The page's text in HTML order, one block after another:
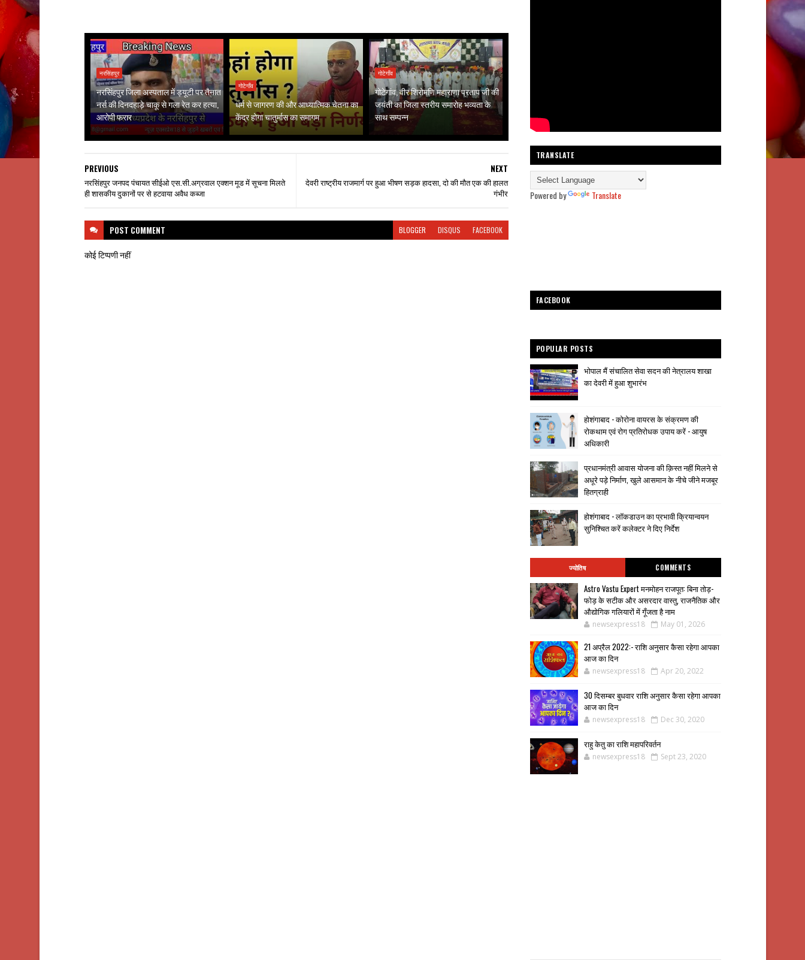
नरसिंहपुर
नरसिंहपुर जिला अस्पताल में ड्यूटी पर तैनात
नर्स की दिनदहाड़े चाकू से गला रेत कर हत्या,
आरोपी फरार
गोटेगाँव
धर्म से जागरण की और आध्यात्मिक चेतना का
केंद्र होगा चातुर्मास का समागम
गोटेगाँव
गोटेगांव, वीर शिरोमणि महाराणा प्रताप जी की
जयंती का जिला स्तरीय समारोह भव्यता के
साथ सम्पन्न
NEXT
देवरी राष्ट्रीय राजमार्ग पर हुआ भीषण सड़क हादसा, दो की मौत एक की हालत
गंभीर
PREVIOUS
नरसिंहपुर जनपद पंचायत सीईओ एस.सी.अग्रवाल एक्शन मूड में सूचना मिलते
ही शासकीय दुकानों पर से हटवाया अवैध कब्जा
POST COMMENT BLOGGER DISQUS FACEBOOK
कोई टिप्पणी नहीं
TRANSLATE
Powered by Translate
FACEBOOK
POPULAR POSTS
भोपाल मैं संचालित सेवा सदन की नेत्रालय शाखा
का देवरी में हुआ शुभारंभ
होशंगाबाद - कोरोना वायरस के संक्रमण की
रोकथाम एवं रोग प्रतिरोधक उपाय करें - आयुष
अधिकारी
प्रधानमंत्री आवास योजना की क़िस्त नहीं मिलने से
अधूरे पड़े निर्माण, खुले आसमान के नीचे जीने मजबूर
हितग्राही
होशंगाबाद - लॉकडाउन का प्रभावी क्रियान्वयन
सुनिश्चित करें कलेक्टर ने दिए निर्देश
ज्योतिष COMMENTS
Astro Vastu Expert मनमोहन राजपूत: बिना तोड़-
फोड़ के सटीक और असरदार वास्तु, राजनैतिक और
औद्योगिक गलियारों में गूँजता है नाम
newsexpress18 May 01, 2026
21 अप्रैल 2022:- राशि अनुसार कैसा रहेगा आपका
आज का दिन
newsexpress18 Apr 20, 2022
30 दिसम्बर बुधवार राशि अनुसार कैसा रहेगा आपका
आज का दिन
newsexpress18 Dec 30, 2020
राहु केतु का राशि महापरिवर्तन
newsexpress18 Sept 23, 2020